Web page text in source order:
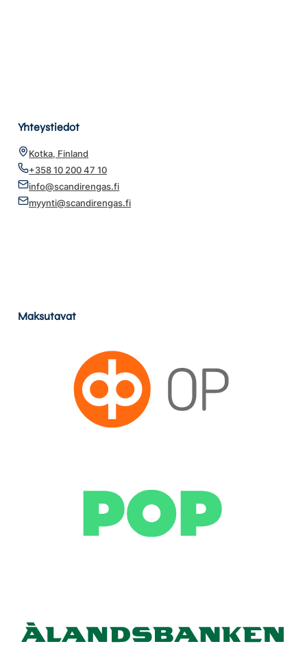
Yhteystiedot
Kotka, Finland
+358 10 200 47 10
info@scandirengas.fi
myynti@scandirengas.fi
Maksutavat